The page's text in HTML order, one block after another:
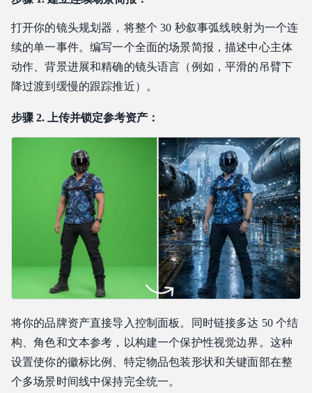
打开你的镜头规划器，将整个 30 秒叙事弧线映射为一个连
续的单一事件。编写一个全面的场景简报，描述中心主体
动作、背景进展和精确的镜头语言（例如，平滑的吊臂下
降过渡到缓慢的跟踪推近）。
步骤 2. 上传并锁定参考资产：
将你的品牌资产直接导入控制面板。同时链接多达 50 个结
构、角色和文本参考，以构建一个保护性视觉边界。这种
设置使你的徽标比例、特定物品包装形状和关键面部在整
个多场景时间线中保持完全统一。